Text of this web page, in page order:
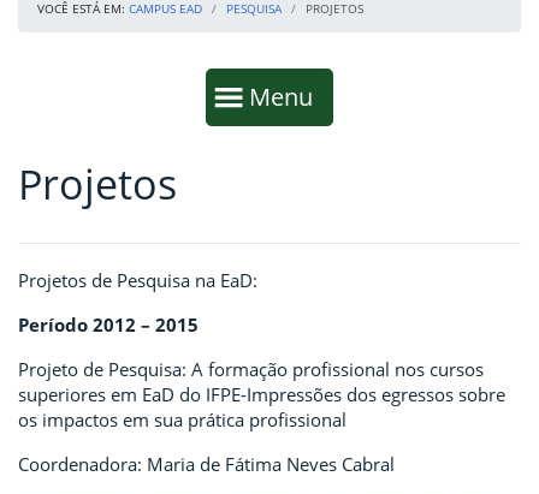
VOCÊ ESTÁ EM: CAMPUS EAD PESQUISA PROJETOS
Mostrar
Menu
Fim da navegação
Início do conteúdo
Projetos
Projetos de Pesquisa na EaD:
Período 2012 – 2015
Projeto de Pesquisa: A formação profissional nos cursos
superiores em EaD do IFPE-Impressões dos egressos sobre
os impactos em sua prática profissional
Coordenadora: Maria de Fátima Neves Cabral